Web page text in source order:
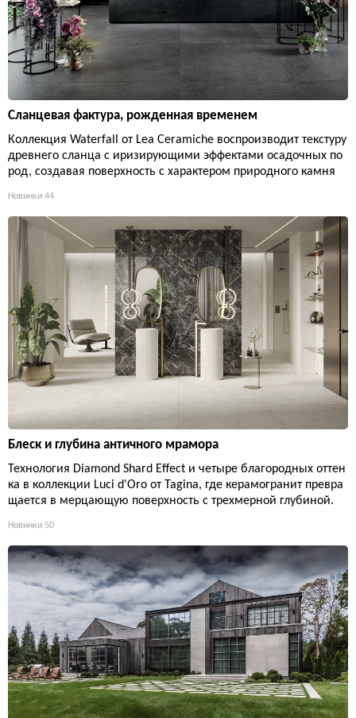
Сланцевая фактура, рожденная временем
Коллекция Waterfall от Lea Ceramiche воспроизводит текстуру
древнего сланца с иризирующими эффектами осадочных по
род, создавая поверхность с характером природного камня
Новинки 44
Блеск и глубина античного мрамора
Технология Diamond Shard Effect и четыре благородных оттен
ка в коллекции Luci d'Oro от Tagina, где керамогранит превра
щается в мерцающую поверхность с трехмерной глубиной.
Новинки 50